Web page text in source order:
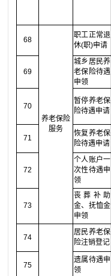
68
养老保险
服务
职工正常退
休(职)申请
69
城乡居民养
老保险待遇
申领
70
暂停养老保
险待遇申请
71
恢复养老保
险待遇申请
72
个人账户一
次性待遇申
领
73
丧葬补助
金、抚恤金
申领
74
居民养老保
险注销登记
75
遗属待遇申
领